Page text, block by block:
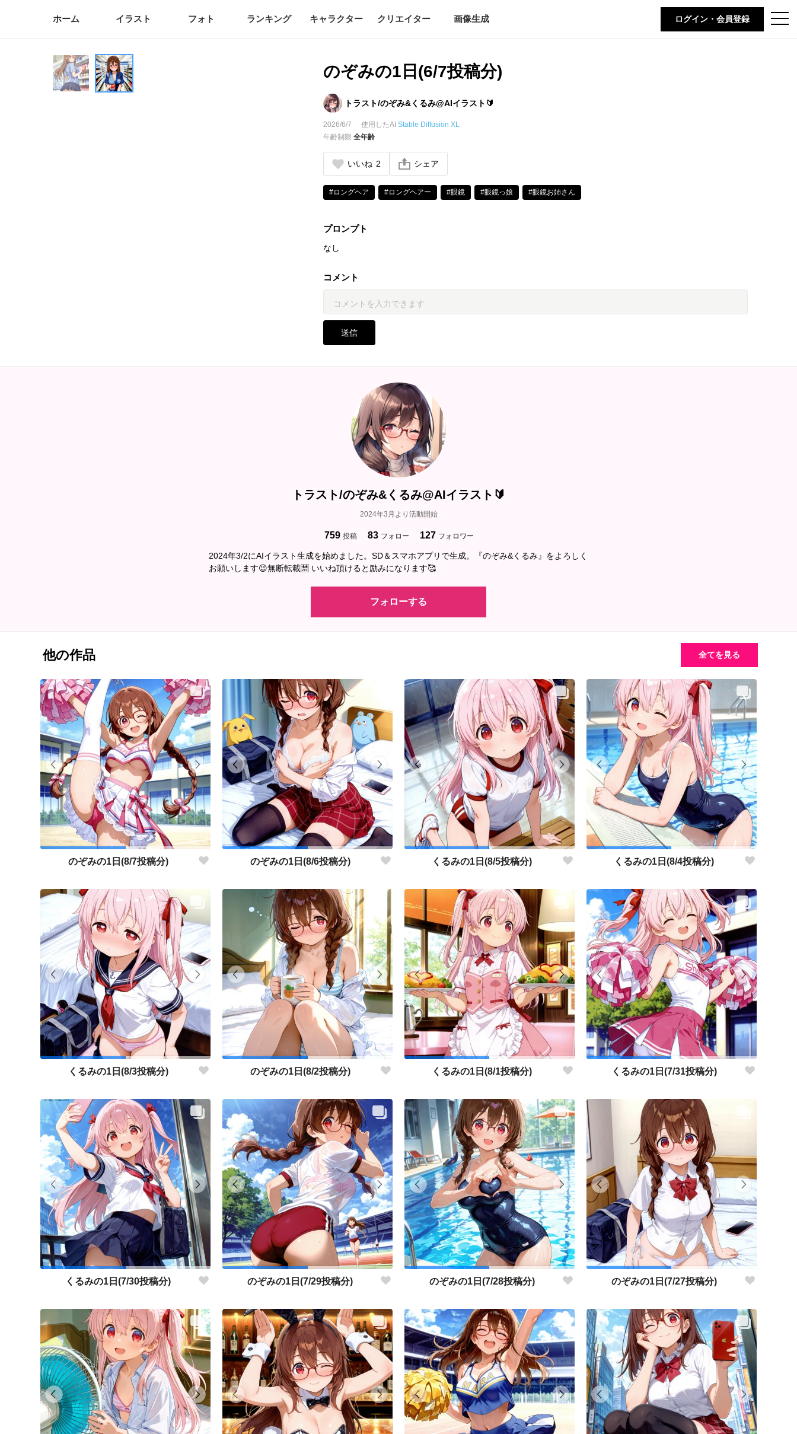
t
o
ホーム イラスト フォト ランキング キャラクター クリエイター 画像生成 ログイン・会員登録
のぞみの1日(6/7投稿分)
トラスト/のぞみ&くるみ@AIイラスト🔰
2026/6/7 使用したAIStable Diffusion XL
年齢制限全年齢
いいね 2 シェア
#ロングヘア #ロングヘアー #眼鏡 #眼鏡っ娘 #眼鏡お姉さん
プロンプト
なし
コメント
送信
トラスト/のぞみ&くるみ@AIイラスト🔰
2024年3月より活動開始
759 投稿 83 フォロー 127 フォロワー
2024年3/2にAIイラスト生成を始めました。SD＆スマホアプリで生成。『のぞみ&くるみ』をよろしく
お願いします😉無断転載🈲 いいね頂けると励みになります🥰
フォローする
他の作品 全てを見る
のぞみの1日(8/7投稿分) のぞみの1日(8/6投稿分) くるみの1日(8/5投稿分) くるみの1日(8/4投稿分)
くるみの1日(8/3投稿分) のぞみの1日(8/2投稿分) くるみの1日(8/1投稿分) くるみの1日(7/31投稿分)
くるみの1日(7/30投稿分) のぞみの1日(7/29投稿分) のぞみの1日(7/28投稿分) のぞみの1日(7/27投稿分)